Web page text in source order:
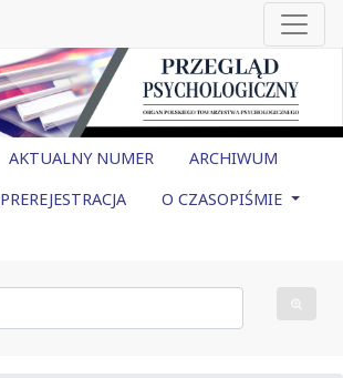
AKTUALNY NUMER
ARCHIWUM
PREREJESTRACJA
O CZASOPIŚMIE